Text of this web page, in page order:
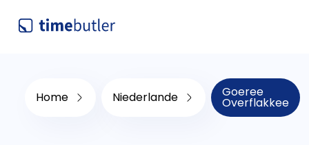
Home Niederlande Goeree
Overflakkee